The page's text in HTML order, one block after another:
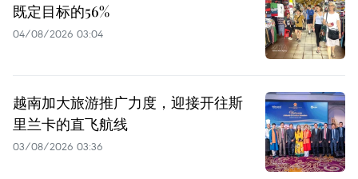
既定目标的56%
04/08/2026 03:04
越南加大旅游推广力度，迎接开往斯
里兰卡的直飞航线
03/08/2026 03:36